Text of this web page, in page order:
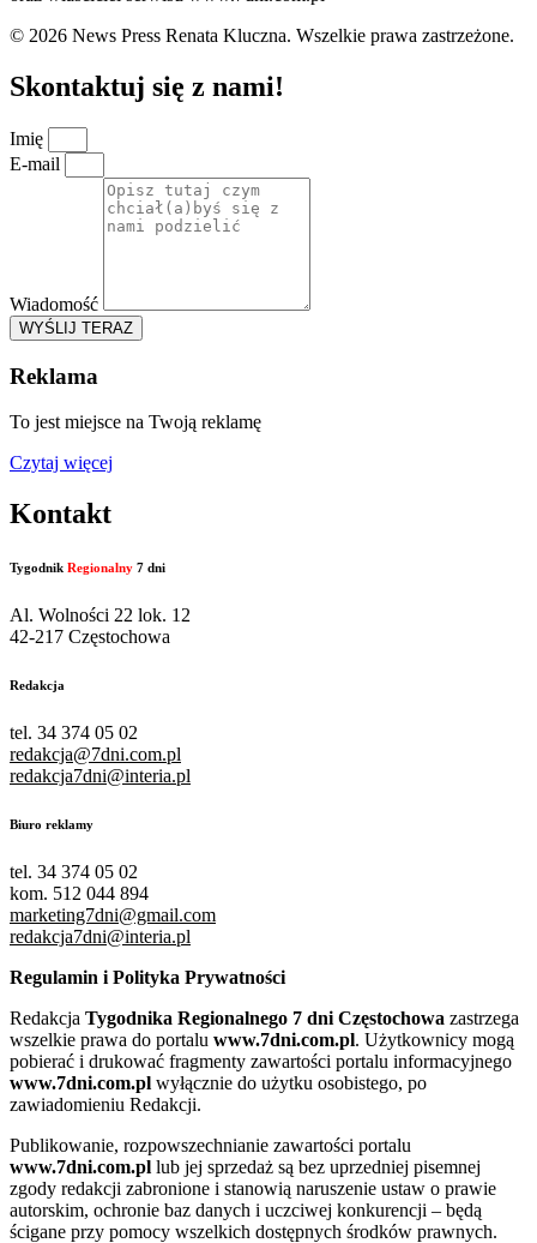
© 2026 News Press Renata Kluczna. Wszelkie prawa zastrzeżone.
Skontaktuj się z nami!
Imię
E-mail
Wiadomość
WYŚLIJ TERAZ
Reklama
To jest miejsce na Twoją reklamę
Czytaj więcej
Kontakt
Tygodnik Regionalny 7 dni
Al. Wolności 22 lok. 12
42-217 Częstochowa
Redakcja
tel. 34 374 05 02
redakcja@7dni.com.pl
redakcja7dni@interia.pl
Biuro reklamy
tel. 34 374 05 02
kom. 512 044 894
marketing7dni@gmail.com
redakcja7dni@interia.pl
Regulamin i Polityka Prywatności
Redakcja Tygodnika Regionalnego 7 dni Częstochowa zastrzega
wszelkie prawa do portalu www.7dni.com.pl. Użytkownicy mogą
pobierać i drukować fragmenty zawartości portalu informacyjnego
www.7dni.com.pl wyłącznie do użytku osobistego, po
zawiadomieniu Redakcji.
Publikowanie, rozpowszechnianie zawartości portalu
www.7dni.com.pl lub jej sprzedaż są bez uprzedniej pisemnej
zgody redakcji zabronione i stanowią naruszenie ustaw o prawie
autorskim, ochronie baz danych i uczciwej konkurencji – będą
ścigane przy pomocy wszelkich dostępnych środków prawnych.